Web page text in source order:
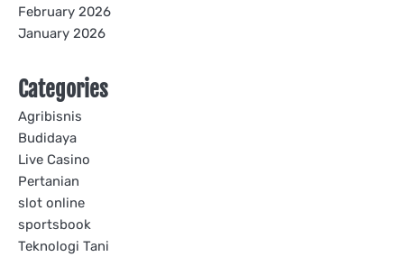
February 2026
January 2026
Categories
Agribisnis
Budidaya
Live Casino
Pertanian
slot online
sportsbook
Teknologi Tani